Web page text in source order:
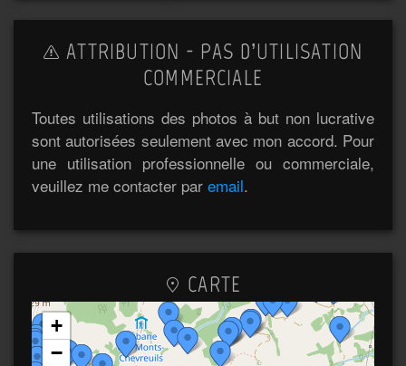
ATTRIBUTION - PAS D’UTILISATION
COMMERCIALE
Toutes utilisations des photos à but non lucrative
sont autorisées seulement avec mon accord. Pour
une utilisation professionnelle ou commerciale,
veuillez me contacter par email.
CARTE
+
−